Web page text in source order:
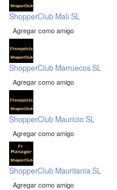
ShopperClub Mali SL
Agregar como amigo
ShopperClub Marruecos SL
Agregar como amigo
ShopperClub Mauricio SL
Agregar como amigo
ShopperClub Mauritania SL
Agregar como amigo